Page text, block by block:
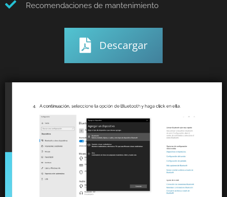
Recomendaciones de mantenimiento
Descargar